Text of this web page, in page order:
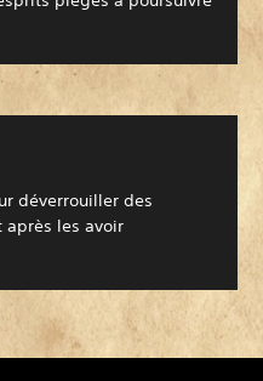
déverrouiller des
après les avoir